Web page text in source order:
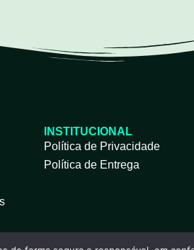
INSTITUCIONAL
Política de Privacidade
Política de Entrega